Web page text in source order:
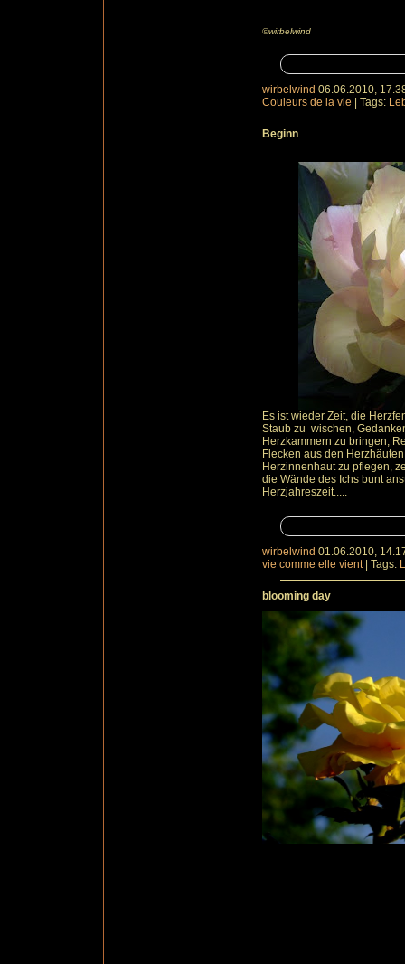
©wirbelwind
wirbelwind 06.06.2010,
Couleurs de la vie
Tags:
Beginn
Es ist wieder Zeit, die
Staub zu wischen,
Herzkammern zu bringen,
Flecken aus den
Herzinnenhaut zu pflegen,
die Wände des Ichs bunt
Herzjahreszeit.....
wirbelwind 01.06.2010,
vie comme elle vient| Tags:
blooming day